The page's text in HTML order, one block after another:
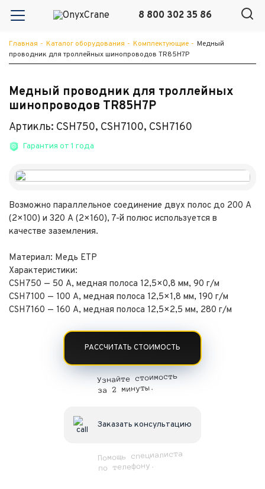
8 800 302 35 86
Главная - Каталог оборудования - Комплектующие - Медный
проводник для троллейных шинопроводов TR85H7P
Медный проводник для троллейных
шинопроводов TR85H7P
Артикль: CSH750, CSH7100, CSH7160
Гарантия от 1 года
Возможно параллельное соединение двух полос до 200 А
(2×100) и 320 А (2×160), 7-й полюс используется в
качестве заземления.
Материал: Медь ETP
Характеристики:
CSH750 — 50 А, медная полоса 12,5×0,8 мм, 90 г/м
CSH7100 — 100 А, медная полоса 12,5×1,8 мм, 190 г/м
CSH7160 — 160 А, медная полоса 12,5×2,5 мм, 280 г/м
РАССЧИТАТЬ СТОИМОСТЬ
Узнайте стоимость
за 2 минуты.
Заказать консультацию
Помощь специалиста
по телефону.